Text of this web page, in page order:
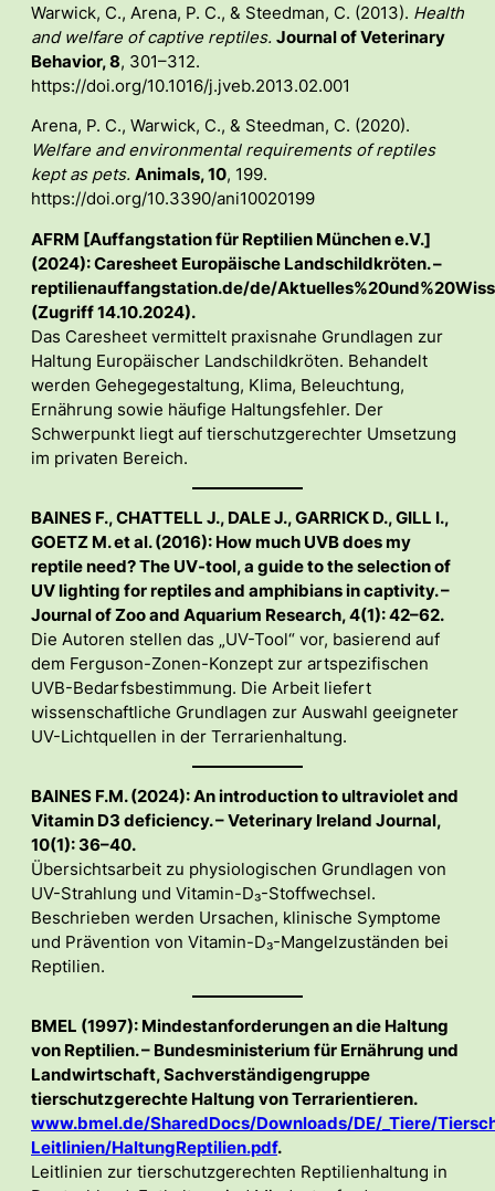
Warwick, C., Arena, P. C., & Steedman, C. (2013). Health
and welfare of captive reptiles. Journal of Veterinary
Behavior, 8, 301–312.
https://doi.org/10.1016/j.jveb.2013.02.001
Arena, P. C., Warwick, C., & Steedman, C. (2020).
Welfare and environmental requirements of reptiles
kept as pets. Animals, 10, 199.
https://doi.org/10.3390/ani10020199
AFRM [Auffangstation für Reptilien München e.V.]
(2024): Caresheet Europäische Landschildkröten. –
reptilienauffangstation.de/de/
(Zugriff 14.10.2024).
Das Caresheet vermittelt praxisnahe Grundlagen zur
Haltung Europäischer Landschildkröten. Behandelt
werden Gehegegestaltung, Klima, Beleuchtung,
Ernährung sowie häufige Haltungsfehler. Der
Schwerpunkt liegt auf tierschutzgerechter Umsetzung
im privaten Bereich.
BAINES F., CHATTELL J., DALE J., GARRICK D., GILL I.,
GOETZ M. et al. (2016): How much UVB does my
reptile need? The UV-tool, a guide to the selection of
UV lighting for reptiles and amphibians in captivity. –
Journal of Zoo and Aquarium Research, 4(1): 42–62.
Die Autoren stellen das „UV-Tool“ vor, basierend auf
dem Ferguson-Zonen-Konzept zur artspezifischen
UVB-Bedarfsbestimmung. Die Arbeit liefert
wissenschaftliche Grundlagen zur Auswahl geeigneter
UV-Lichtquellen in der Terrarienhaltung.
BAINES F.M. (2024): An introduction to ultraviolet and
Vitamin D3 deficiency. – Veterinary Ireland Journal,
10(1): 36–40.
Übersichtsarbeit zu physiologischen Grundlagen von
UV-Strahlung und Vitamin-D₃-Stoffwechsel.
Beschrieben werden Ursachen, klinische Symptome
und Prävention von Vitamin-D₃-Mangelzuständen bei
Reptilien.
BMEL (1997): Mindestanforderungen an die Haltung
von Reptilien. – Bundesministerium für Ernährung und
Landwirtschaft, Sachverständigengruppe
tierschutzgerechte Haltung von Terrarientieren.
www.bmel.de/SharedDocs/Downloads/DE/_Tiere/
Leitlinien/HaltungReptilien.pdf.
Leitlinien zur tierschutzgerechten Reptilienhaltung in